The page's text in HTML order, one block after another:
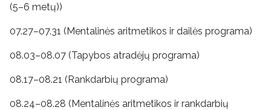
(5–6 metų))
07.27–07.31 (Mentalinės aritmetikos ir dailės programa)
08.03–08.07 (Tapybos atradėjų programa)
08.17–08.21 (Rankdarbių programa)
08.24–08.28 (Mentalinės aritmetikos ir rankdarbių